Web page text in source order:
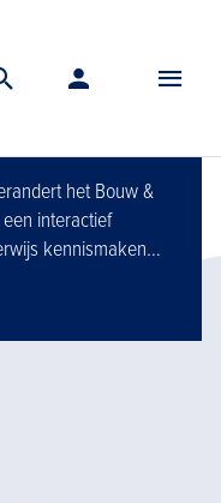
laat
het Bouw &
interactief
kennismaken